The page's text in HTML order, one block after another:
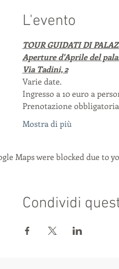
L'evento
TOUR GUIDATI DI
Aperture d'Aprile del
Via Tadini, 2
Varie date.
Ingresso a 10 euro a
Prenotazione obbligatoria
Mostra di più
Maps were blocked due to
Condividi